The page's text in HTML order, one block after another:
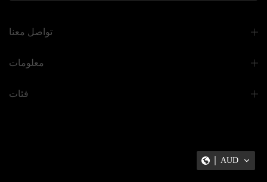
تواصل معنا
معلومات
فئات
AUD